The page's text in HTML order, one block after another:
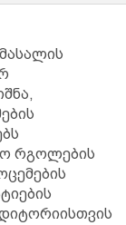
რგოლების